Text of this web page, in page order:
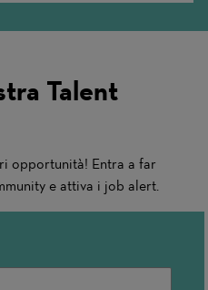
Talent
opportunità! Entra a far
e attiva i job alert.